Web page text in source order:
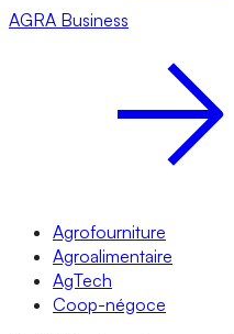
AGRA Business
Agrofourniture
Agroalimentaire
AgTech
Coop-négoce